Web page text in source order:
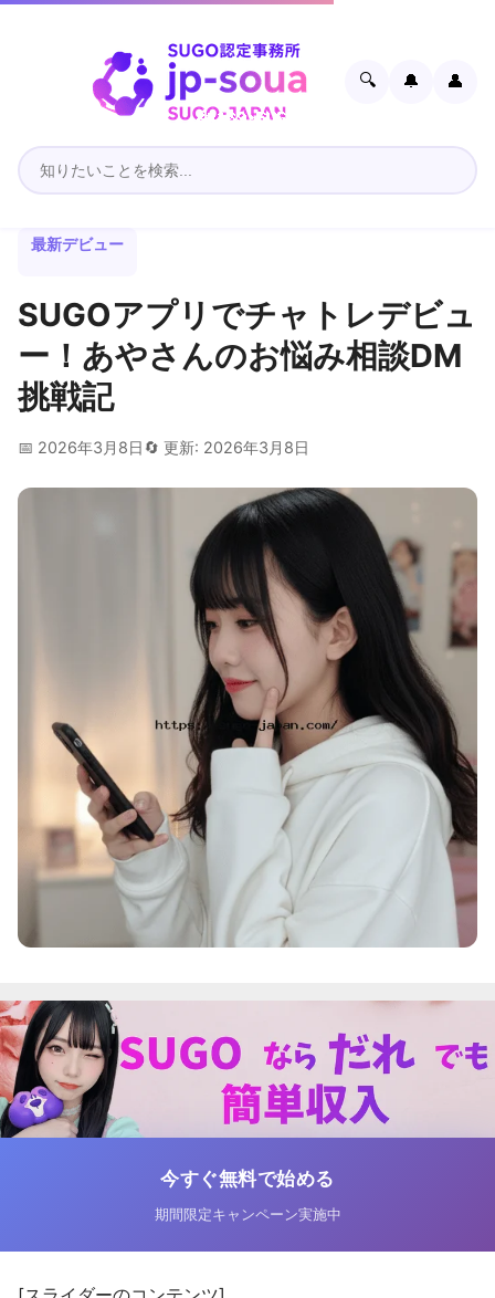
🔍 🔔 👤
最新デビュー
SUGOアプリでチャトレデビュ
ー！あやさんのお悩み相談DM
挑戦記
📅 2026年3月8日 🔄 更新: 2026年3月8日
今すぐ無料で始める
期間限定キャンペーン実施中